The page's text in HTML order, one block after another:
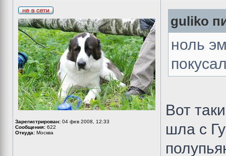
Зарегистрирован: 04 фев 2008, 12:33
Сообщения: 622
Откуда: Москва
guliko
ноль
Вот
шла с